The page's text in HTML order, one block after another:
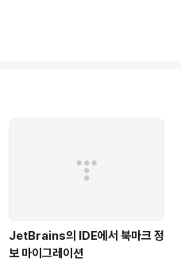
야 하는데...이 설정이 어디에 들
JetBrains의 IDE에서 북마크 정
보 마이그레이션